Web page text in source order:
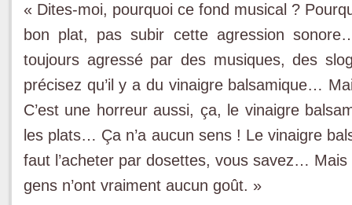
« Dites-moi, pourquoi ce fond musical ?
bon plat, pas subir cette agression
toujours agressé par des musiques, des
précisez qu’il y a du vinaigre balsamique…
C’est une horreur aussi, ça, le vinaigre
les plats… Ça n’a aucun sens ! Le vinaigre
faut l’acheter par dosettes, vous savez…
gens n’ont vraiment aucun goût. »